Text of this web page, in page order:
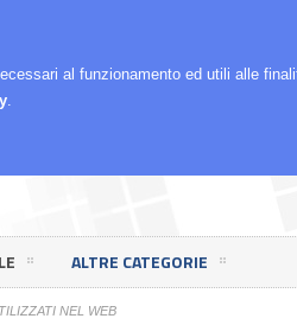
al funzionamento ed utili alle
.
ALTRE CATEGORIE
NEL WEB